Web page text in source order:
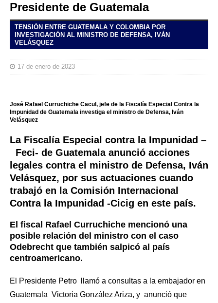
Presidente de Guatemala
TENSIÓN ENTRE GUATEMALA Y COLOMBIA POR
INVESTIGACIÓN AL MINISTRO DE DEFENSA, IVÁN
VELÁSQUEZ
17 de enero de 2023
José Rafael Curruchiche Cacul, jefe de la Fiscalía Especial Contra la
Impunidad de Guatemala investiga el ministro de Defensa, Iván
Velásquez
LaFiscalía Especial contra la Impunidad –
Feci- de Guatemala anunció acciones
legales contra el ministro de Defensa, Iván
Velásquez, por sus actuaciones cuando
trabajó en la Comisión Internacional
Contra la Impunidad -Cicig en este país.
El fiscal Rafael Curruchiche mencionó una
posible relación del ministro con el caso
Odebrecht que también salpicó al país
centroamericano.
El Presidente Petro llamó a consultas a la embajador en
Guatemala Victoria González Ariza, y anunció que